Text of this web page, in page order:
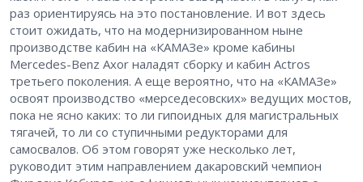
раз ориентируясь на это постановление. И вот здесь
стоит ожидать, что на модернизированном ныне
производстве кабин на «КАМАЗе» кроме кабины
Mercedes-Benz Axor наладят сборку и кабин Actros
третьего поколения. А еще вероятно, что на «КАМАЗе»
освоят производство «мерседесовских» ведущих мостов,
пока не ясно каких: то ли гипоидных для магистральных
тягачей, то ли со ступичными редукторами для
самосвалов. Об этом говорят уже несколько лет,
руководит этим направлением дакаровский чемпион